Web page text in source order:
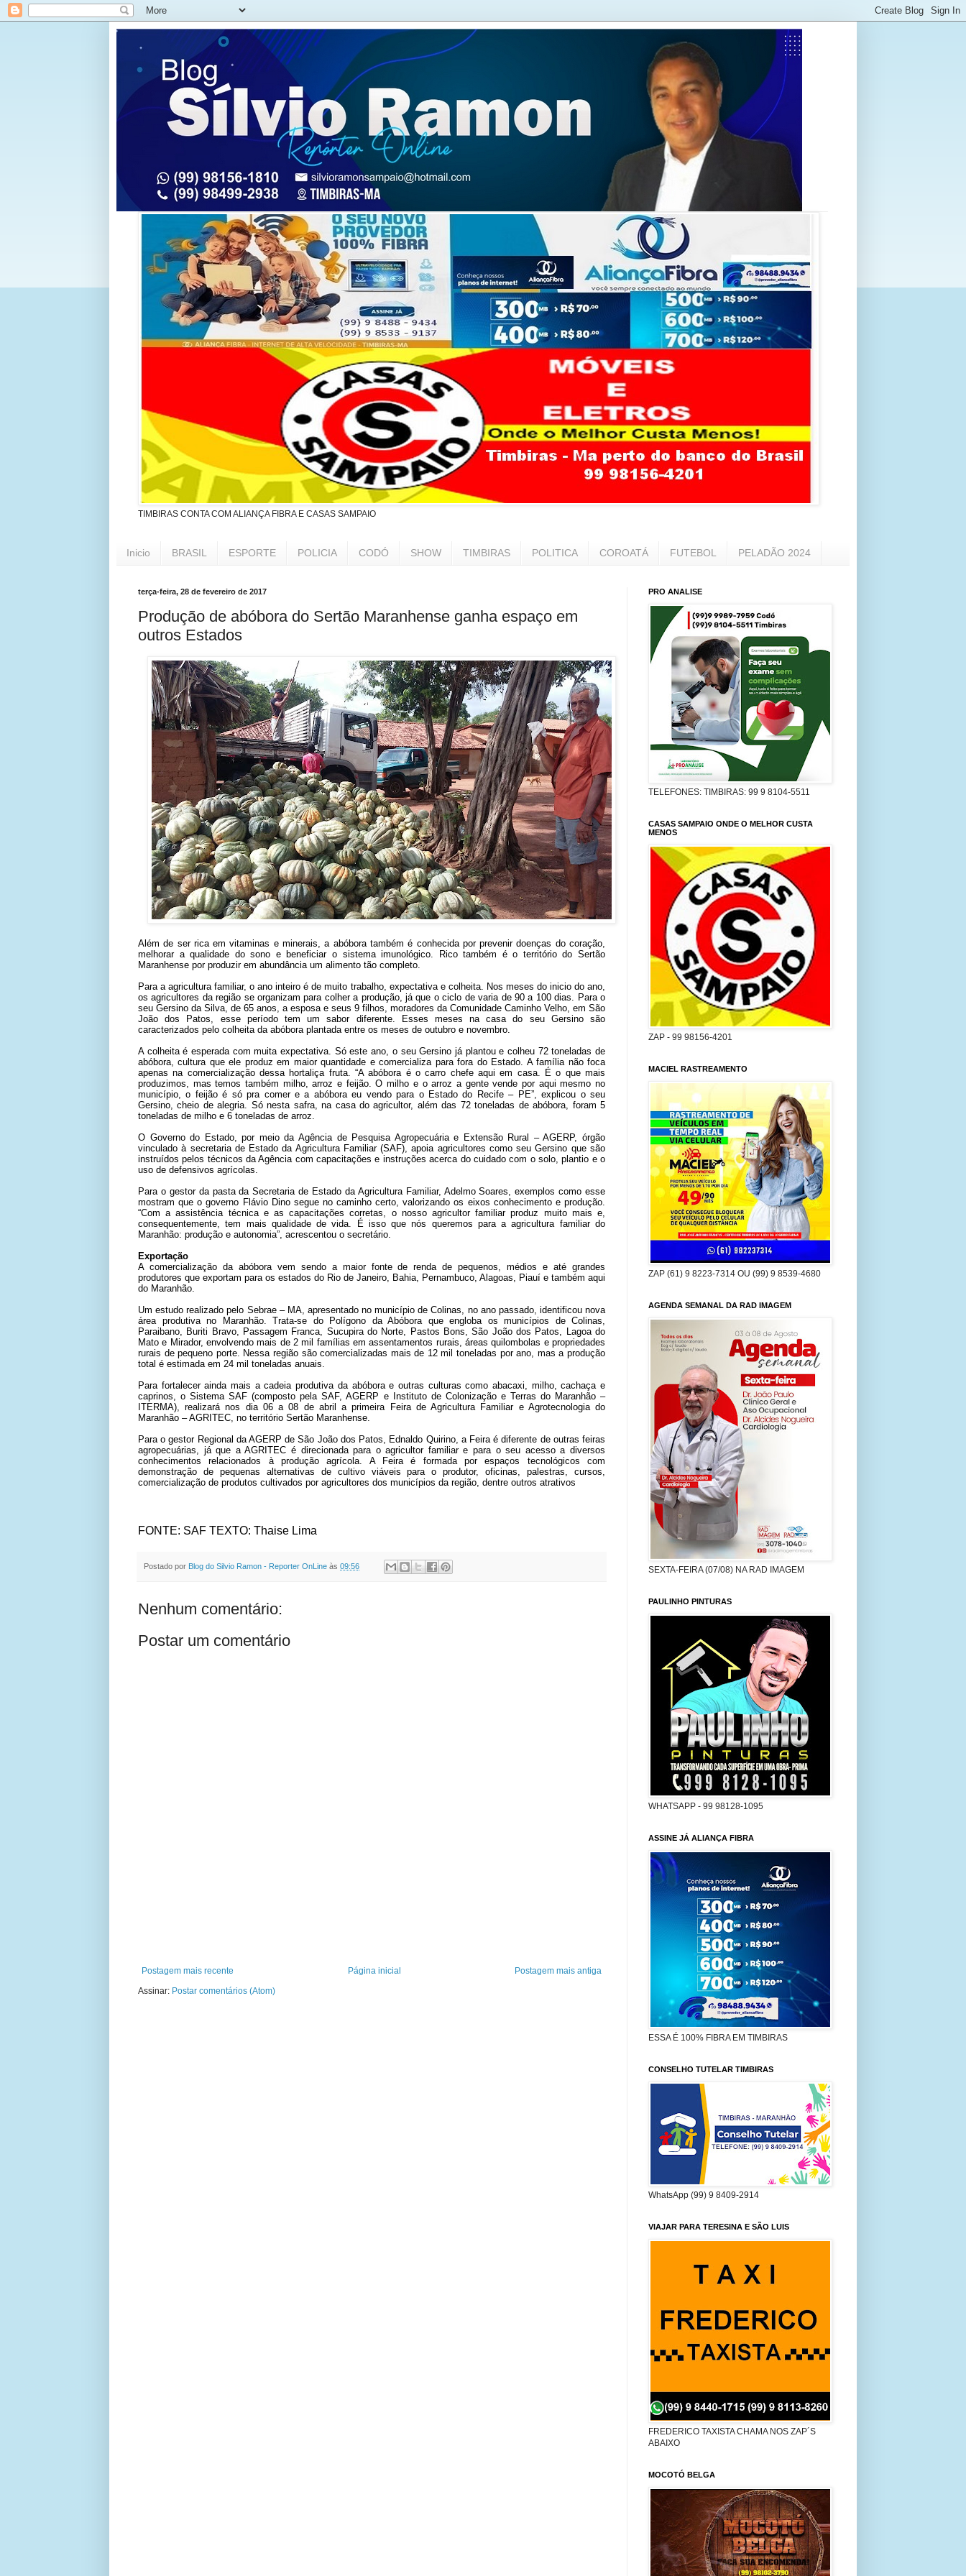
TIMBIRAS CONTA COM ALIANÇA FIBRA E CASAS SAMPAIO
Inicio BRASIL ESPORTE POLICIA CODÓ SHOW TIMBIRAS POLITICA COROATÁ FUTEBOL PELADÃO 2024
terça-feira, 28 de fevereiro de 2017
Produção de abóbora do Sertão Maranhense ganha espaço em
outros Estados
Além de ser rica em vitaminas e minerais, a abóbora também é conhecida por prevenir doenças do coração,
melhorar a qualidade do sono e beneficiar o sistema imunológico. Rico também é o território do Sertão
Maranhense por produzir em abundância um alimento tão completo.
Para a agricultura familiar, o ano inteiro é de muito trabalho, expectativa e colheita. Nos meses do inicio do ano,
os agricultores da região se organizam para colher a produção, já que o ciclo de varia de 90 a 100 dias. Para o
seu Gersino da Silva, de 65 anos, a esposa e seus 9 filhos, moradores da Comunidade Caminho Velho, em São
João dos Patos, esse período tem um sabor diferente. Esses meses na casa do seu Gersino são
caracterizados pelo colheita da abóbora plantada entre os meses de outubro e novembro.
A colheita é esperada com muita expectativa. Só este ano, o seu Gersino já plantou e colheu 72 toneladas de
abóbora, cultura que ele produz em maior quantidade e comercializa para fora do Estado. A família não foca
apenas na comercialização dessa hortaliça fruta. “A abóbora é o carro chefe aqui em casa. É o que mais
produzimos, mas temos também milho, arroz e feijão. O milho e o arroz a gente vende por aqui mesmo no
município, o feijão é só pra comer e a abóbora eu vendo para o Estado do Recife – PE”, explicou o seu
Gersino, cheio de alegria. Só nesta safra, na casa do agricultor, além das 72 toneladas de abóbora, foram 5
toneladas de milho e 6 toneladas de arroz.
O Governo do Estado, por meio da Agência de Pesquisa Agropecuária e Extensão Rural – AGERP, órgão
vinculado à secretaria de Estado da Agricultura Familiar (SAF), apoia agricultores como seu Gersino que são
instruídos pelos técnicos da Agência com capacitações e instruções acerca do cuidado com o solo, plantio e o
uso de defensivos agrícolas.
Para o gestor da pasta da Secretaria de Estado da Agricultura Familiar, Adelmo Soares, exemplos como esse
mostram que o governo Flávio Dino segue no caminho certo, valorizando os eixos conhecimento e produção.
“Com a assistência técnica e as capacitações corretas, o nosso agricultor familiar produz muito mais e,
consequentemente, tem mais qualidade de vida. É isso que nós queremos para a agricultura familiar do
Maranhão: produção e autonomia”, acrescentou o secretário.
Exportação
A comercialização da abóbora vem sendo a maior fonte de renda de pequenos, médios e até grandes
produtores que exportam para os estados do Rio de Janeiro, Bahia, Pernambuco, Alagoas, Piauí e também aqui
do Maranhão.
Um estudo realizado pelo Sebrae – MA, apresentado no município de Colinas, no ano passado, identificou nova
área produtiva no Maranhão. Trata-se do Polígono da Abóbora que engloba os municípios de Colinas,
Paraibano, Buriti Bravo, Passagem Franca, Sucupira do Norte, Pastos Bons, São João dos Patos, Lagoa do
Mato e Mirador, envolvendo mais de 2 mil famílias em assentamentos rurais, áreas quilombolas e propriedades
rurais de pequeno porte. Nessa região são comercializadas mais de 12 mil toneladas por ano, mas a produção
total é estimada em 24 mil toneladas anuais.
Para fortalecer ainda mais a cadeia produtiva da abóbora e outras culturas como abacaxi, milho, cachaça e
caprinos, o Sistema SAF (composto pela SAF, AGERP e Instituto de Colonização e Terras do Maranhão –
ITERMA), realizará nos dia 06 a 08 de abril a primeira Feira de Agricultura Familiar e Agrotecnologia do
Maranhão – AGRITEC, no território Sertão Maranhense.
Para o gestor Regional da AGERP de São João dos Patos, Ednaldo Quirino, a Feira é diferente de outras feiras
agropecuárias, já que a AGRITEC é direcionada para o agricultor familiar e para o seu acesso a diversos
conhecimentos relacionados à produção agrícola. A Feira é formada por espaços tecnológicos com
demonstração de pequenas alternativas de cultivo viáveis para o produtor, oficinas, palestras, cursos,
comercialização de produtos cultivados por agricultores dos municípios da região, dentre outros atrativos
FONTE: SAF TEXTO: Thaise Lima
Postado por Blog do Silvio Ramon - Reporter OnLine às 09:56
Nenhum comentário:
Postar um comentário
Postagem mais recente Postagem mais antiga
Página inicial
Assinar: Postar comentários (Atom)
PRO ANALISE
TELEFONES: TIMBIRAS: 99 9 8104-5511
CASAS SAMPAIO ONDE O MELHOR CUSTA
MENOS
ZAP - 99 98156-4201
MACIEL RASTREAMENTO
ZAP (61) 9 8223-7314 OU (99) 9 8539-4680
AGENDA SEMANAL DA RAD IMAGEM
SEXTA-FEIRA (07/08) NA RAD IMAGEM
PAULINHO PINTURAS
WHATSAPP - 99 98128-1095
ASSINE JÁ ALIANÇA FIBRA
ESSA É 100% FIBRA EM TIMBIRAS
CONSELHO TUTELAR TIMBIRAS
WhatsApp (99) 9 8409-2914
VIAJAR PARA TERESINA E SÃO LUIS
FREDERICO TAXISTA CHAMA NOS ZAP´S
ABAIXO
MOCOTÓ BELGA